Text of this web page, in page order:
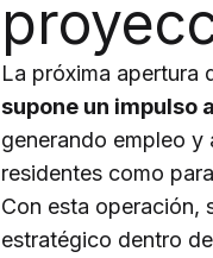
La próxima apertura
supone un impulso
generando empleo
residentes como
Con esta operación,
estratégico dentro